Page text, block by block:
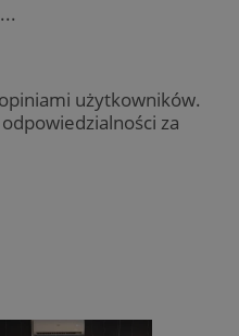
użytkowników.
za